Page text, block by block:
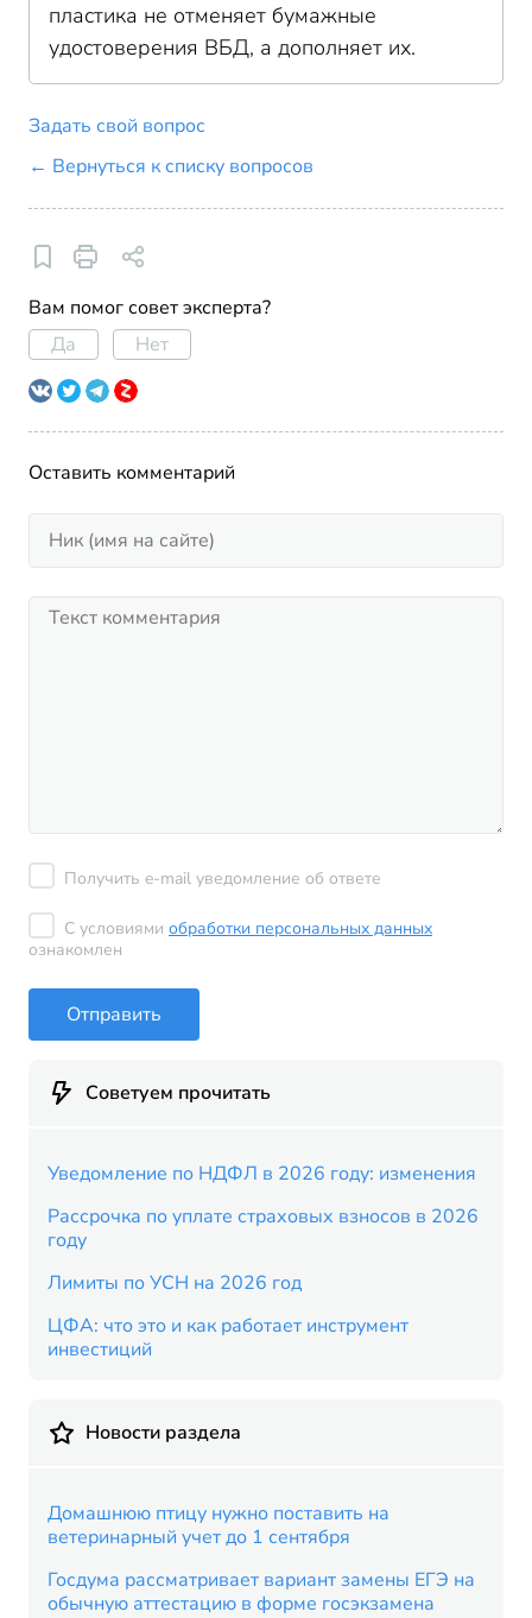
пластика не отменяет бумажные
удостоверения ВБД, а дополняет их.
Задать свой вопрос
← Вернуться к списку вопросов
Вам помог совет эксперта?
Да
Нет
Оставить комментарий
Получить e-mail уведомление об ответе
С условиями обработки персональных данных
ознакомлен
Отправить
Советуем прочитать
Уведомление по НДФЛ в 2026 году: изменения
Рассрочка по уплате страховых взносов в 2026
году
Лимиты по УСН на 2026 год
ЦФА: что это и как работает инструмент
инвестиций
Новости раздела
Домашнюю птицу нужно поставить на
ветеринарный учет до 1 сентября
Госдума рассматривает вариант замены ЕГЭ на
обычную аттестацию в форме госэкзамена